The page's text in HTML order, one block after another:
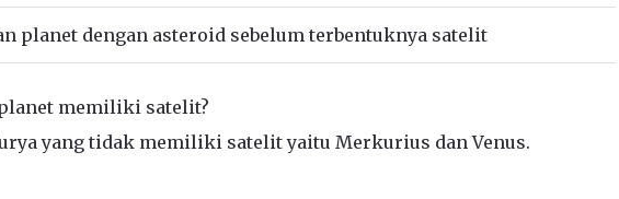
planet dengan asteroid sebelum terbentuknya satelit
memiliki satelit?
yang tidak memiliki satelit yaitu Merkurius dan Venus.